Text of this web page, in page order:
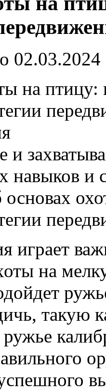
02.03.2024
и
навыков и
основах
играет
на
такую
ружье